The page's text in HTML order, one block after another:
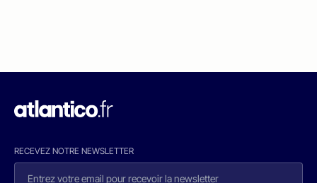
RECEVEZ NOTRE NEWSLETTER